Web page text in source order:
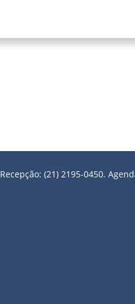
Recepção: (21) 2195-0450.